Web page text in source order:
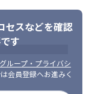
自らボールを拾い
セスなどを確認
す
ループ・プライバシ
会員登録へお進みく